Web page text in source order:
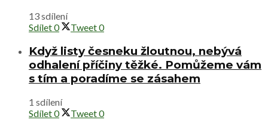
13 sdílení
Sdílet0 Tweet0
Když listy česneku žloutnou, nebývá
odhalení příčiny těžké. Pomůžeme vám
s tím a poradíme se zásahem
1 sdílení
Sdílet0 Tweet0